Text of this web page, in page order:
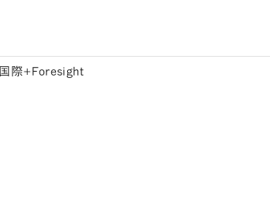
国際+Foresight